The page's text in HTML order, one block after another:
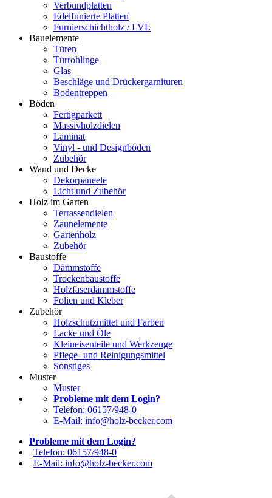
Verbundplatten
Edelfunierte Platten
Furnierschichtholz / LVL
Bauelemente
Türen
Türrohlinge
Glas
Beschläge und Drückergarnituren
Bodentreppen
Böden
Fertigparkett
Massivholzdielen
Laminat
Vinyl - und Designböden
Zubehör
Wand und Decke
Dekorpaneele
Licht und Zubehör
Holz im Garten
Terrassendielen
Zaunelemente
Gartenholz
Zubehör
Baustoffe
Dämmstoffe
Trockenbaustoffe
Holzfaserdämmstoffe
Folien und Kleber
Zubehör
Holzschutzmittel und Farben
Lacke und Öle
Kleineisenteile und Werkzeuge
Pflege- und Reinigungsmittel
Sonstiges
Muster
Muster
Probleme mit dem Login?
Telefon: 06157/948-0
E-Mail: info@holz-becker.com
Probleme mit dem Login?
| Telefon: 06157/948-0
| E-Mail: info@holz-becker.com